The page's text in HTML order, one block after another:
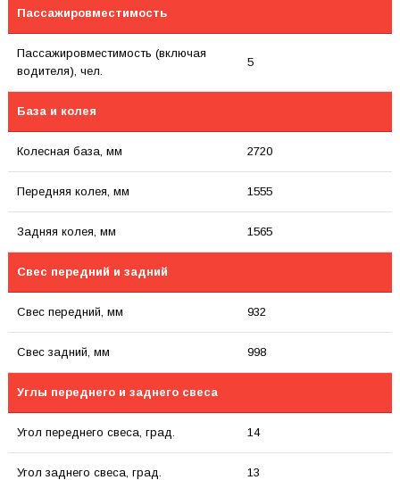
Пассажировместимость
Пассажировместимость (включая
водителя), чел.
5
База и колея
Колесная база, мм 2720
Передняя колея, мм 1555
Задняя колея, мм 1565
Свес передний и задний
Свес передний, мм 932
Свес задний, мм 998
Углы переднего и заднего свеса
Угол переднего свеса, град. 14
Угол заднего свеса, град. 13